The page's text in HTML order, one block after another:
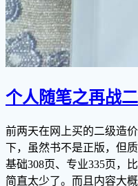
个人随笔之再战
前两天在网上买的二级造
下，虽然书不是正版，但
基础308页、专业335页，
简直太少了。而且内容大